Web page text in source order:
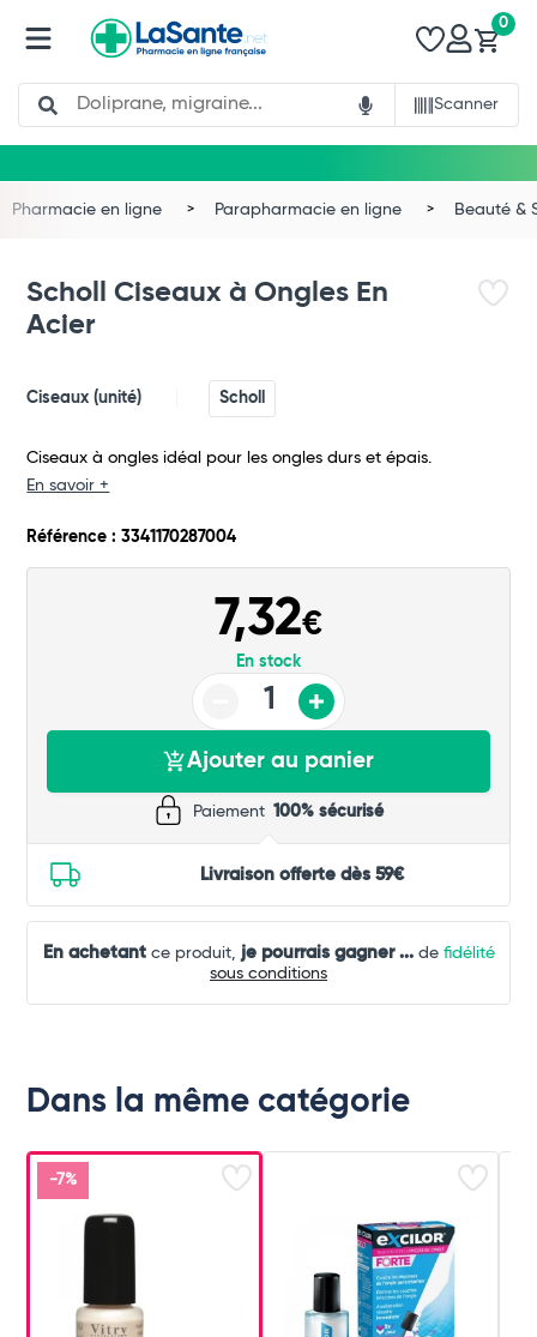
Search
Scanner
0
Total
Pharmacie en ligne Parapharmacie en ligne Beauté &
Scholl Ciseaux à Ongles En
Acier
Ciseaux (unité) Scholl
Ciseaux à ongles idéal pour les ongles durs et épais.
En savoir +
Référence : 3341170287004
7,32€
En stock
Ajouter au panier
Paiement 100% sécurisé
Livraison offerte dès 59€
En achetantce produit, je pourrais gagner ...de fidélité
sous conditions
Dans la même catégorie
-7%